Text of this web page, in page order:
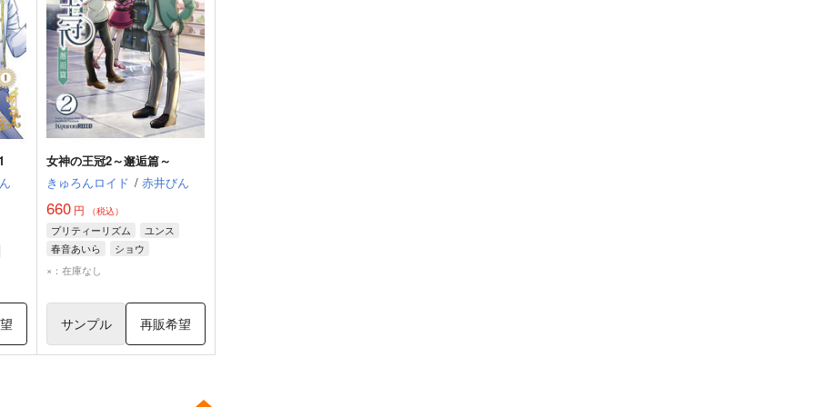
女神の王冠2～邂逅篇～
きゅろんロイド / 赤井びん
660円 （税込）
プリティーリズム
ユンス
春音あいら
ショウ
×：在庫なし
サンプル 再販希望